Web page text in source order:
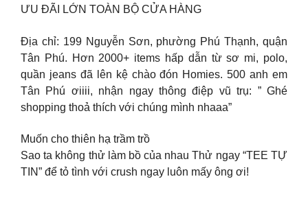
ƯU ĐÃI LỚN TOÀN BỘ CỬA HÀNG
Địa chỉ: 199 Nguyễn Sơn, phường Phú Thạnh, quận
Tân Phú. Hơn 2000+ items hấp dẫn từ sơ mi, polo,
quần jeans đã lên kệ chào đón Homies. 500 anh em
Tân Phú ơiiii, nhận ngay thông điệp vũ trụ: ” Ghé
shopping thoả thích với chúng mình nhaaa”
Muốn cho thiên hạ trầm trồ
Sao ta không thử làm bồ của nhau Thử ngay “TEE TỰ
TIN” để tỏ tình với crush ngay luôn mấy ông ơi!